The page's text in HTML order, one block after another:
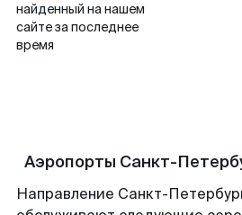
найденный на нашем
сайте за последнее
время
Аэропорты Санкт-
Направление Санкт-